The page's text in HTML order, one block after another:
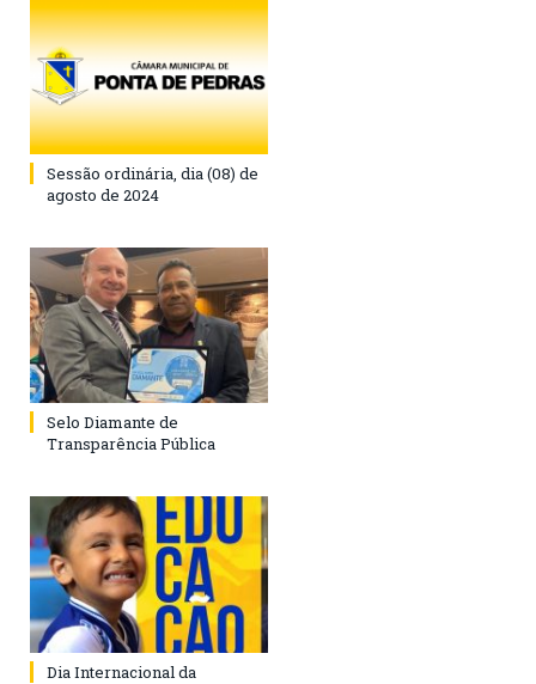
Sessão ordinária, dia (08) de
agosto de 2024
Selo Diamante de
Transparência Pública
Dia Internacional da